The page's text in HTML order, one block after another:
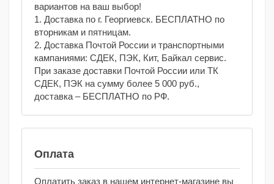
вариантов на ваш выбор!
1. Доставка по г. Георгиевск. БЕСПЛАТНО по
вторникам и пятницам.
2. Доставка Почтой России и транспортными
кампаниями: СДЕК, ПЭК, Кит, Байкал сервис.
При заказе доставки Почтой России или ТК
СДЕК, ПЭК на сумму более 5 000 руб.,
доставка – БЕСПЛАТНО по РФ.
Оплата
Оплатить заказ в нашем интернет-магазине вы